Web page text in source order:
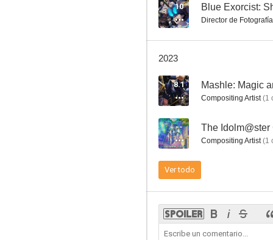
--
Kaguya-sama: Love is War -The Steps to Become an Adult-
--
10
Director de Fotografía
2023
8.1 Mashle: Magic
Compositing Artist(1
-- The
Compositing Artist(1
Ver todo